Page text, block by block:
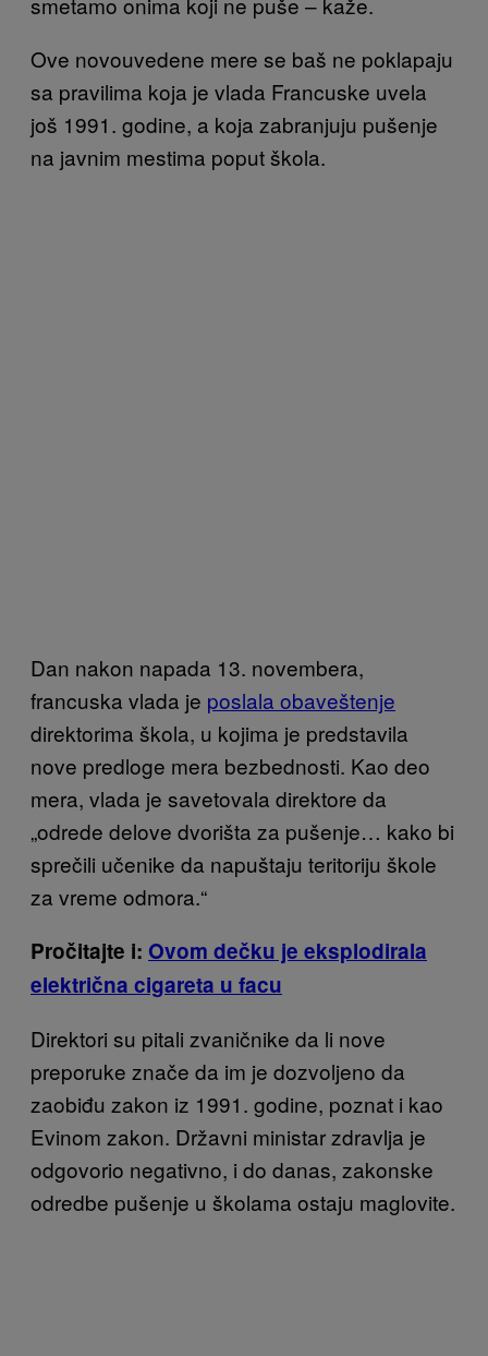
Ove novouvedene mere se baš ne poklapaju
sa pravilima koja je vlada Francuske uvela
još 1991. godine, a koja zabranjuju pušenje
na javnim mestima poput škola.
Dan nakon napada 13. novembera,
francuska vlada je poslala obaveštenje
direktorima škola, u kojima je predstavila
nove predloge mera bezbednosti. Kao deo
mera, vlada je savetovala direktore da
„odrede delove dvorišta za pušenje… kako bi
sprečili učenike da napuštaju teritoriju škole
za vreme odmora.“
Pročitajte i: Ovom dečku je eksplodirala
električna cigareta u facu
Direktori su pitali zvaničnike da li nove
preporuke znače da im je dozvoljeno da
zaobiđu zakon iz 1991. godine, poznat i kao
Evinom zakon. Državni ministar zdravlja je
odgovorio negativno, i do danas, zakonske
odredbe pušenje u školama ostaju maglovite.